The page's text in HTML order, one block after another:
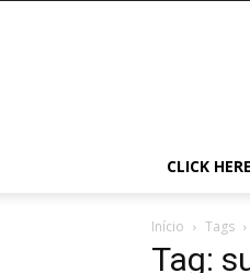
CLICK
Início Tags
Tag: